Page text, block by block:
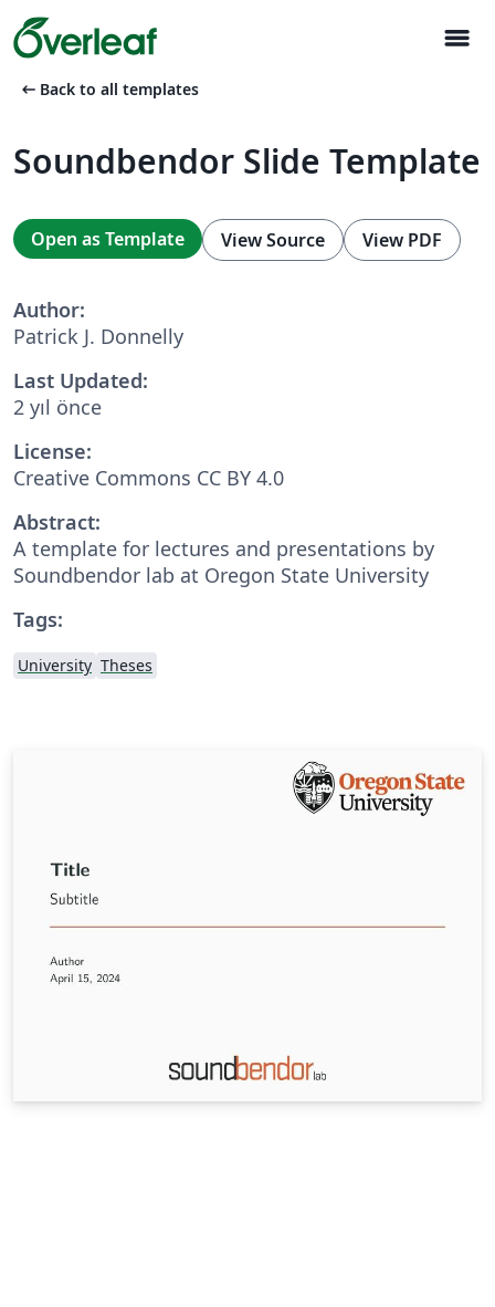
menu
arrow_left_alt Back to all templates
Soundbendor Slide Template
Open as Template View Source View PDF
Author:
Patrick J. Donnelly
Last Updated:
2 yıl önce
License:
Creative Commons CC BY 4.0
Abstract:
A template for lectures and presentations by
Soundbendor lab at Oregon State University
Tags:
University Theses